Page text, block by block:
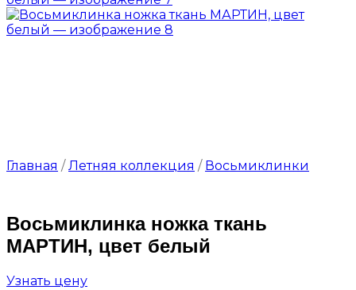
Главная / Летняя коллекция / Восьмиклинки
Восьмиклинка ножка ткань
МАРТИН, цвет белый
Узнать цену